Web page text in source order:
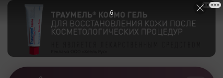
5